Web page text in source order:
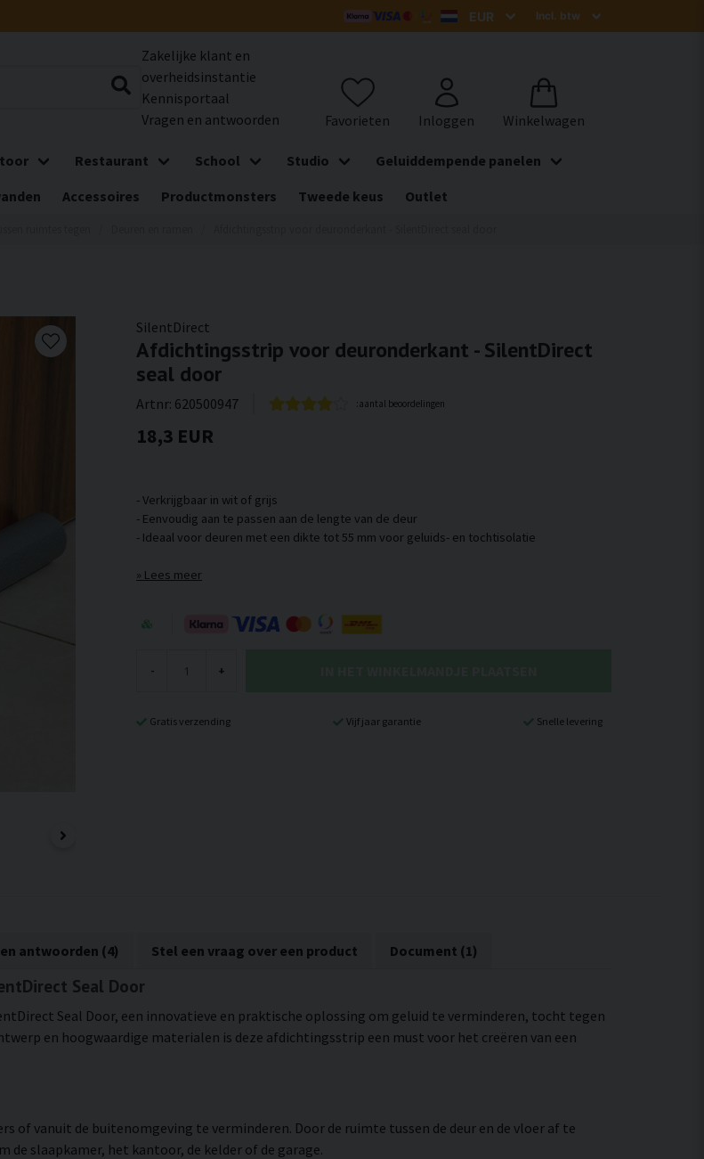
Zakelijke klant en
overheidsinstantie
Kennisportaal
Vragen en antwoorden
Restaurant School Studio
Geluiddempende panelen
Accessoires Productmonsters Tweede keus Outlet
SilentDirect
Afdichtingsstrip voor deuronderkant - SilentDirect
seal door
Artnr: 620500947 :aantal beoordelingen
18,3 EUR
- Verkrijgbaar in wit of grijs
- Eenvoudig aan te passen aan de lengte van de deur
Lees meer
- +
Gratis verzending Vijf jaar garantie Snelle levering
antwoorden (4) Stel een vraag over een product Document (1)
Seal Door
Seal Door, een innovatieve en praktische oplossing om geluid te verminderen, tocht tegen
en hoogwaardige materialen is deze afdichtingsstrip een must voor het creëren van een
of vanuit de buitenomgeving te verminderen. Door de ruimte tussen de deur en de vloer af te
slaapkamer, het kantoor, de kelder of de garage.